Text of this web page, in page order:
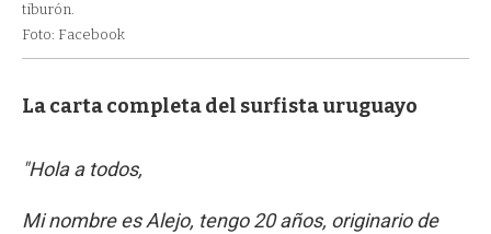
tiburón.
Foto: Facebook
La carta completa del surfista uruguayo
"Hola a todos,
Mi nombre es Alejo, tengo 20 años, originario de